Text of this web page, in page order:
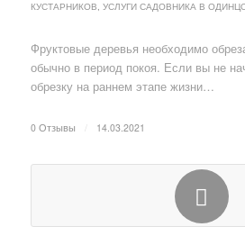
КУСТАРНИКОВ УСЛУГИ САДОВНИКА В
Фруктовые деревья необходимо
обычно в период покоя. Если вы не
обрезку на раннем этапе жизни…
0 Отзывы 14.03.2021